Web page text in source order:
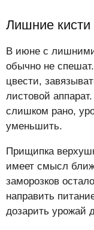
Лишние
В июне с
обычно не
цвести,
листовой
слишком рано,
уменьшить.
Прищипка
имеет смысл
заморозков
направить
дозарить урожай